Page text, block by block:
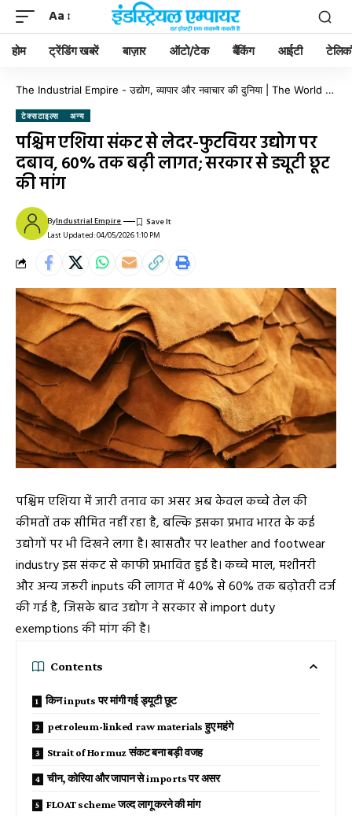
Aa
होम ट्रेंडिंग खबरें बाज़ार ऑटो/टेक बैंकिंग आईटी
The Industrial Empire - उद्योग, व्यापार और नवाचार की दुनिया | The World of Industry, Business & Innovation
टेक्सटाइल्स अन्य
पश्चिम एशिया संकट से लेदर-फुटवियर उद्योग पर
दबाव, 60% तक बढ़ी लागत; सरकार से ड्यूटी छूट
की मांग
Last Updated: 04/05/2026 1:10 PM
ByIndustrial Empire
पश्चिम एशिया में जारी तनाव का असर अब केवल कच्चे तेल की
कीमतों तक सीमित नहीं रहा है, बल्कि इसका प्रभाव भारत के कई
उद्योगों पर भी दिखने लगा है। खासतौर पर leather and footwear
industry इस संकट से काफी प्रभावित हुई है। कच्चे माल, मशीनरी
और अन्य जरूरी inputs की लागत में 40% से 60% तक बढ़ोतरी दर्ज
की गई है, जिसके बाद उद्योग ने सरकार से import duty
exemptions की मांग की है।
Contents
किन inputs पर मांगी गई ड्यूटी छूट
petroleum-linked raw materials हुए महंगे
Strait of Hormuz संकट बना बड़ी वजह
चीन, कोरिया और जापान से imports पर असर
FLOAT scheme जल्द लागू करने की मांग